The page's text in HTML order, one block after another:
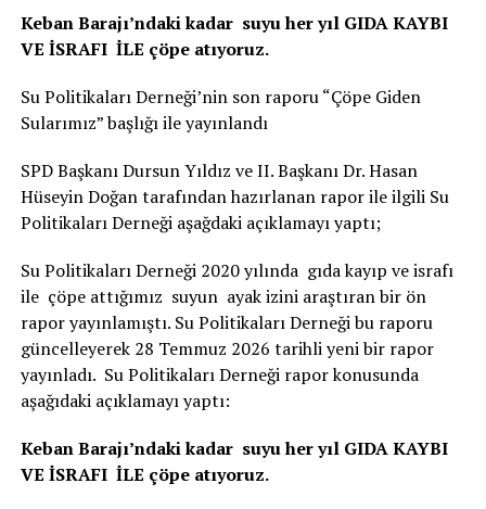
Keban Barajı’ndaki kadar suyu her yıl GIDA KAYBI
VE İSRAFI İLE çöpe atıyoruz.
Su Politikaları Derneği’nin son raporu “Çöpe Giden
Sularımız” başlığı ile yayınlandı
SPD Başkanı Dursun Yıldız ve II. Başkanı Dr. Hasan
Hüseyin Doğan tarafından hazırlanan rapor ile ilgili Su
Politikaları Derneği aşağdaki açıklamayı yaptı;
Su Politikaları Derneği 2020 yılında gıda kayıp ve israfı
ile çöpe attığımız suyun ayak izini araştıran bir ön
rapor yayınlamıştı. Su Politikaları Derneği bu raporu
güncelleyerek 28 Temmuz 2026 tarihli yeni bir rapor
yayınladı. Su Politikaları Derneği rapor konusunda
aşağıdaki açıklamayı yaptı:
Keban Barajı’ndaki kadar suyu her yıl GIDA KAYBI
VE İSRAFI İLE çöpe atıyoruz.